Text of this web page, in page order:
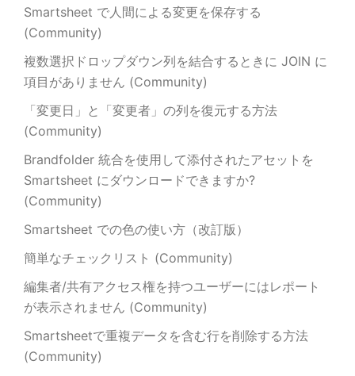
Smartsheet で人間による変更を保存する
(Community)
複数選択ドロップダウン列を結合するときに JOIN に
項目がありません (Community)
「変更日」と「変更者」の列を復元する方法
(Community)
Brandfolder 統合を使用して添付されたアセットを
Smartsheet にダウンロードできますか?
(Community)
Smartsheet での色の使い方（改訂版）
簡単なチェックリスト (Community)
編集者/共有アクセス権を持つユーザーにはレポート
が表示されません (Community)
Smartsheetで重複データを含む行を削除する方法
(Community)